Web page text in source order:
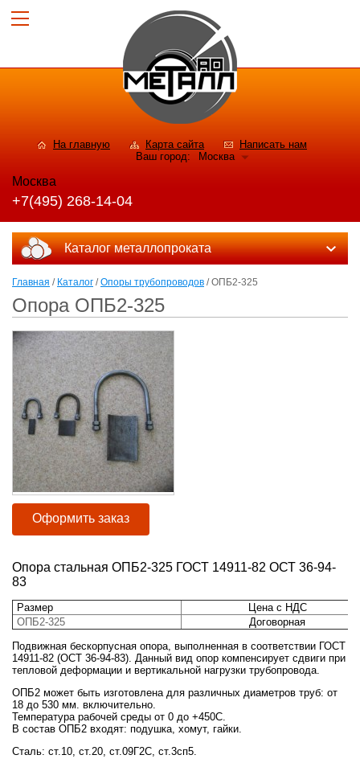
На главную Карта сайта
Написать нам
Ваш город:
Москва
Москва
+7(495) 268-14-04
Каталог металлопроката
Главная / Каталог /Опоры трубопроводов / ОПБ2-325
Опора ОПБ2-325
Оформить заказ
Опора стальная ОПБ2-325 ГОСТ 14911-82 ОСТ 36-94-
83
Размер
Цена с НДС
ОПБ2-325
Договорная
Подвижная бескорпусная опора, выполненная в соответствии ГОСТ
14911-82 (ОСТ 36-94-83). Данный вид опор компенсирует сдвиги при
тепловой деформации и вертикальной нагрузки трубопровода.
ОПБ2 может быть изготовлена для различных диаметров труб: от
18 до 530 мм. включительно.
Температура рабочей среды от 0 до +450С.
В состав ОПБ2 входят: подушка, хомут, гайки.
Сталь: ст.10, ст.20, ст.09Г2С, ст.3сп5.